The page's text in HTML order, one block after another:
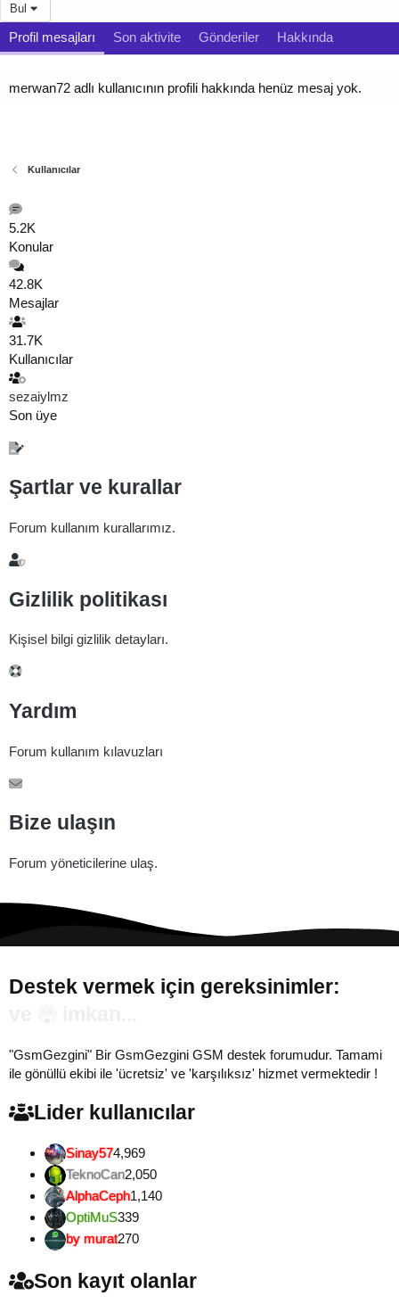
Bul
Profil mesajları Son aktivite Gönderiler Hakkında
merwan72 adlı kullanıcının profili hakkında henüz mesaj yok.
Kullanıcılar
5.2K
Konular
42.8K
Mesajlar
31.7K
Kullanıcılar
sezaiylmz
Son üye
Şartlar ve kurallar
Forum kullanım kurallarımız.
Gizlilik politikası
Kişisel bilgi gizlilik detayları.
Yardım
Forum kullanım kılavuzları
Bize ulaşın
Forum yöneticilerine ulaş.
Destek vermek için gereksinimler:
"GsmGezgini" Bir GsmGezgini GSM destek forumudur. Tamami
ile gönüllü ekibi ile 'ücretsiz' ve 'karşılıksız' hizmet vermektedir !
Lider kullanıcılar
Sinay574,969
TeknoCan2,050
AlphaCeph1,140
OptiMuS339
by murat270
Son kayıt olanlar